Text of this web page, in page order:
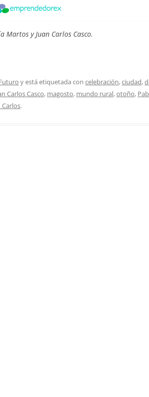
y Juan Carlos Casco.
y está etiquetada con celebración,ciudad,
Carlos Casco, magosto, mundo rural,otoño,
Carlos.